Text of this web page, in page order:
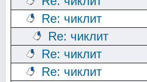
Re: чиклит
Re: чиклит
Re: чиклит
Re: чиклит